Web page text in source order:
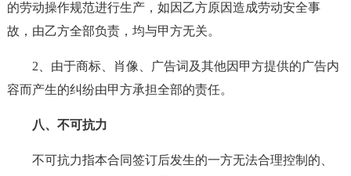
的劳动操作规范进行生产，如因乙方原因造成劳动安全事
故，由乙方全部负责，均与甲方无关。
2、由于商标、肖像、广告词及其他因甲方提供的广告内
容而产生的纠纷由甲方承担全部的责任。
八、不可抗力
不可抗力指本合同签订后发生的一方无法合理控制的、